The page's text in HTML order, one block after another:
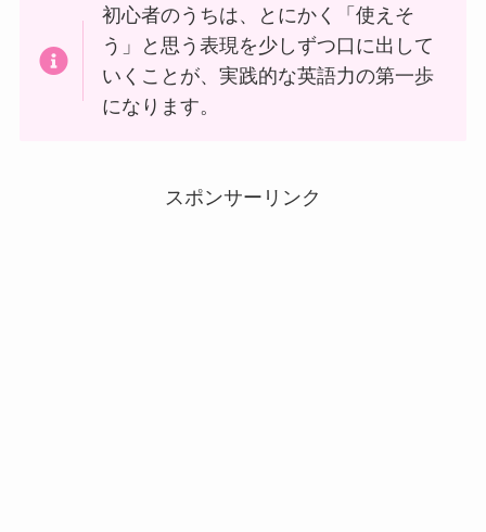
初心者のうちは、とにかく「使えそ
う」と思う表現を少しずつ口に出して
いくことが、実践的な英語力の第一歩
になります。
スポンサーリンク